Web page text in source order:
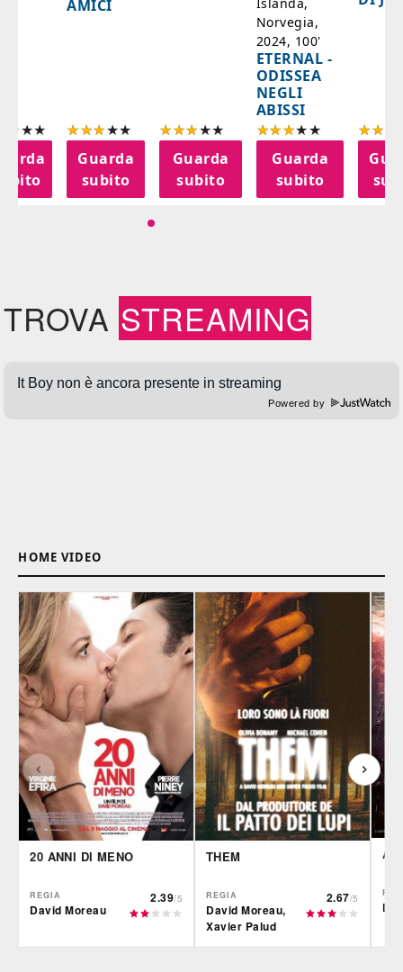
AMICI
Guarda
subito
Guarda
subito
Norvegia,
2024, 100'
ETERNAL -
ODISSEA
NEGLI
ABISSI
Guarda
subito
TROVA STREAMING
Powered by
HOME VIDEO
20 ANNI DI MENO
REGIA
David Moreau
2.39/5
THEM
REGIA
David Moreau,
Xavier Palud
2.67/5